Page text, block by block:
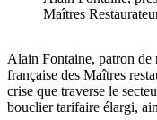
Maîtres
Alain Fontaine, patron de
française des Maîtres
crise que traverse le
bouclier tarifaire élargi,